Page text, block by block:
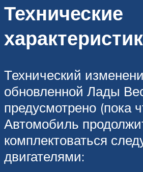
Технические
Технический
обновленной Лады
предусмотрено (пока
Автомобиль
комплектоваться
двигателями: